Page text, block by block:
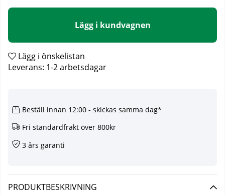
Lägg i kundvagnen
Lägg i önskelistan
Leverans: 1-2 arbetsdagar
Beställ innan 12:00 - skickas samma dag*
Fri standardfrakt över 800kr
3 års garanti
PRODUKTBESKRIVNING